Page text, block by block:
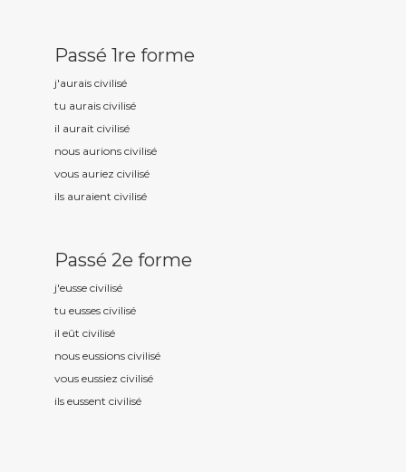
Passé 1re forme
j'aurais civilisé
tu aurais civilisé
il aurait civilisé
nous aurions civilisé
vous auriez civilisé
ils auraient civilisé
Passé 2e forme
j'eusse civilisé
tu eusses civilisé
il eût civilisé
nous eussions civilisé
vous eussiez civilisé
ils eussent civilisé